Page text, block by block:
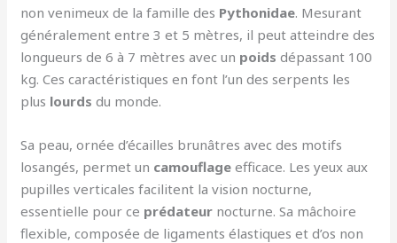
non venimeux de la famille des Pythonidae. Mesurant
généralement entre 3 et 5 mètres, il peut atteindre des
longueurs de 6 à 7 mètres avec un poids dépassant 100
kg. Ces caractéristiques en font l’un des serpents les
plus lourds du monde.
Sa peau, ornée d’écailles brunâtres avec des motifs
losangés, permet un camouflage efficace. Les yeux aux
pupilles verticales facilitent la vision nocturne,
essentielle pour ce prédateur nocturne. Sa mâchoire
flexible, composée de ligaments élastiques et d’os non